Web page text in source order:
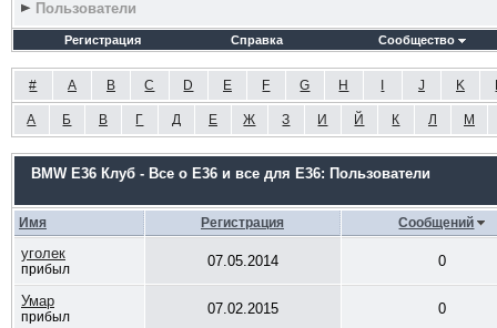
Пользователи
Регистрация Справка Сообщество
# A B C D E F G H J K
А Б В Г Д Е Ж З И Й К Л М
BMW E36 Клуб - Все о Е36 и все для Е36: Пользователи
Имя Регистрация Сообщений
уголек
прибыл 07.05.2014 0
Умар
прибыл 07.02.2015 0